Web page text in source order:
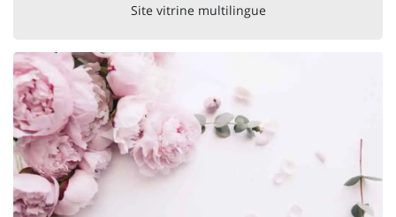
Site vitrine multilingue